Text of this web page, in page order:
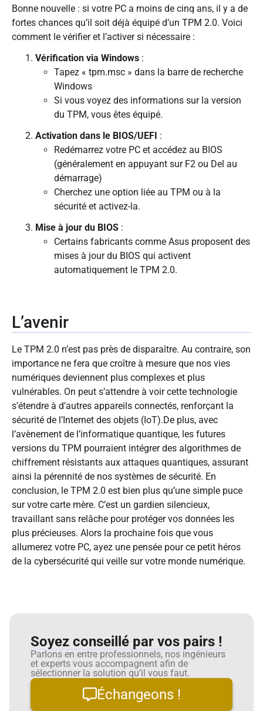
Bonne nouvelle : si votre PC a moins de cinq ans, il y a de
fortes chances qu’il soit déjà équipé d’un TPM 2.0. Voici
comment le vérifier et l’activer si nécessaire :
Vérification via Windows :
Tapez « tpm.msc » dans la barre de recherche
Windows
Si vous voyez des informations sur la version
du TPM, vous êtes équipé.
Activation dans le BIOS/UEFI :
Redémarrez votre PC et accédez au BIOS
(généralement en appuyant sur F2 ou Del au
démarrage)
Cherchez une option liée au TPM ou à la
sécurité et activez-la.
Mise à jour du BIOS :
Certains fabricants comme Asus proposent des
mises à jour du BIOS qui activent
automatiquement le TPM 2.0.
L’avenir
Le TPM 2.0 n’est pas près de disparaître. Au contraire, son
importance ne fera que croître à mesure que nos vies
numériques deviennent plus complexes et plus
vulnérables. On peut s’attendre à voir cette technologie
s’étendre à d’autres appareils connectés, renforçant la
sécurité de l’Internet des objets (IoT).De plus, avec
l’avènement de l’informatique quantique, les futures
versions du TPM pourraient intégrer des algorithmes de
chiffrement résistants aux attaques quantiques, assurant
ainsi la pérennité de nos systèmes de sécurité. En
conclusion, le TPM 2.0 est bien plus qu’une simple puce
sur votre carte mère. C’est un gardien silencieux,
travaillant sans relâche pour protéger vos données les
plus précieuses. Alors la prochaine fois que vous
allumerez votre PC, ayez une pensée pour ce petit héros
de la cybersécurité qui veille sur votre monde numérique.
Soyez conseillé par vos pairs !
Parlons en entre professionnels, nos ingénieurs
et experts vous accompagnent afin de
sélectionner la solution qu’il vous faut.
Échangeons !